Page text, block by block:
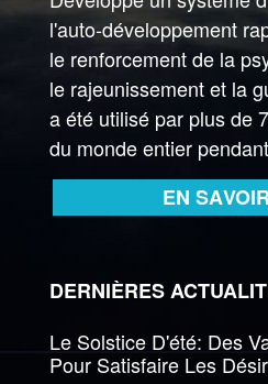
l'auto-développement
le renforcement de la
le rajeunissement et la
a été utilisé par plus de
du monde entier
EN
DERNIÈRES
Le Solstice D'été: Des
Pour Satisfaire Les